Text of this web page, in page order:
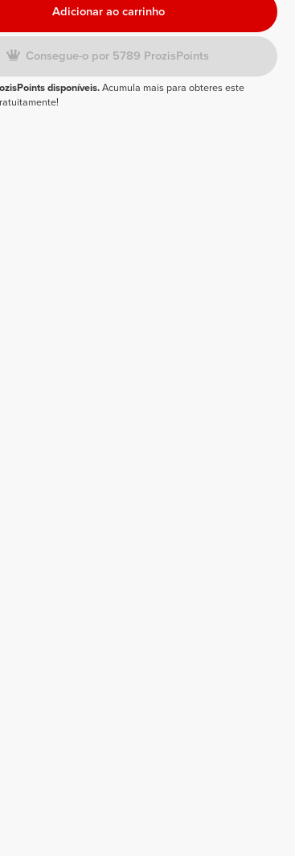
Adicionar ao carrinho
Consegue-o por 5789 ProzisPoints
disponíveis.Acumula mais para obteres este